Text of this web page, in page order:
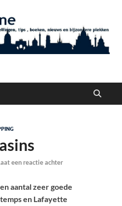
een reactie achter
aantal zeer goede
en Lafayette